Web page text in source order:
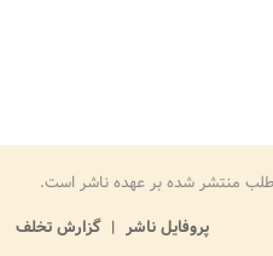
منتشر شده بر عهده ناشر است.
پروفایل ناشر
گزارش تخلف